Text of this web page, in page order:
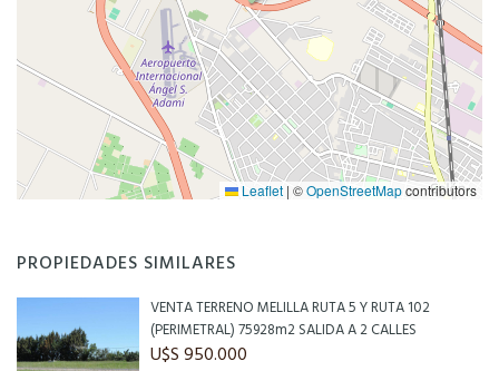
Leaflet | ©OpenStreetMapcontributors
PROPIEDADES SIMILARES
VENTA TERRENO MELILLA RUTA 5 Y RUTA 102
(PERIMETRAL) 75928m2 SALIDA A 2 CALLES
U$S 950.000